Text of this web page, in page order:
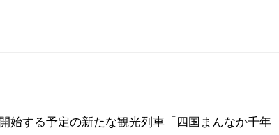
始する予定の新たな観光列車「四国まんなか千年